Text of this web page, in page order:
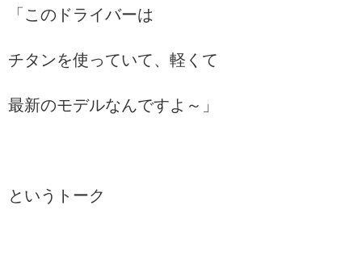
「このドライバーは
チタンを使っていて、軽くて
最新のモデルなんですよ～」
というトーク